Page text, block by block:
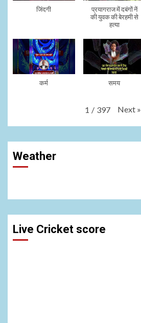
जिंदगी
प्रयागराज में दबंगों नें
की युवक की बेरहमी से
हत्या
कर्म समय
1 / 397 Next »
Weather
Live Cricket score